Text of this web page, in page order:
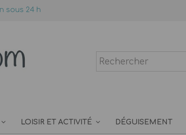
sous 24 h
LOISIR ET ACTIVITÉ DÉGUISEMENT